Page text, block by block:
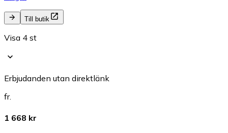
Till butik
Visa 4 st
Erbjudanden utan direktlänk
fr.
1 668 kr